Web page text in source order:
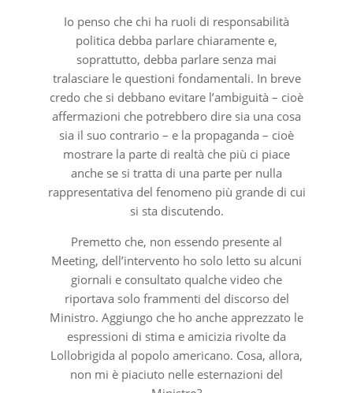
Io penso che chi ha ruoli di responsabilità
politica debba parlare chiaramente e,
soprattutto, debba parlare senza mai
tralasciare le questioni fondamentali. In breve
credo che si debbano evitare l’ambiguità – cioè
affermazioni che potrebbero dire sia una cosa
sia il suo contrario – e la propaganda – cioè
mostrare la parte di realtà che più ci piace
anche se si tratta di una parte per nulla
rappresentativa del fenomeno più grande di cui
si sta discutendo.
Premetto che, non essendo presente al
Meeting, dell’intervento ho solo letto su alcuni
giornali e consultato qualche video che
riportava solo frammenti del discorso del
Ministro. Aggiungo che ho anche apprezzato le
espressioni di stima e amicizia rivolte da
Lollobrigida al popolo americano. Cosa, allora,
non mi è piaciuto nelle esternazioni del